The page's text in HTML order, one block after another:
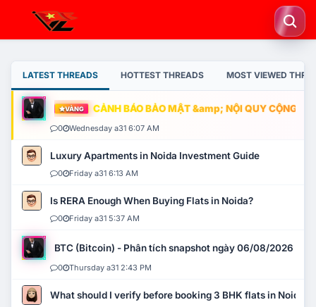
LATEST THREADS HOTTEST THREADS MOST VIEWED
VÀNG CẢNH BÁO BẢO MẬT &amp; NỘI QUY CỘNG
0 Wednesday a31 6:07 AM
Luxury Apartments in Noida Investment Guide
0 Friday a31 6:13 AM
Is RERA Enough When Buying Flats in Noida?
0 Friday a31 5:37 AM
BTC (Bitcoin) - Phân tích snapshot ngày 06/08/2026
0 Thursday a31 2:43 PM
What should I verify before booking 3 BHK flats in Noida?